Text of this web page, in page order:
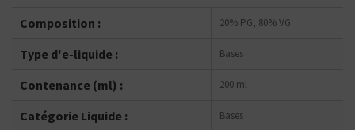
Composition : 20% PG, 80% VG
Type d'e-liquide : Bases
Contenance (ml) : 200 ml
Catégorie Liquide : Bases